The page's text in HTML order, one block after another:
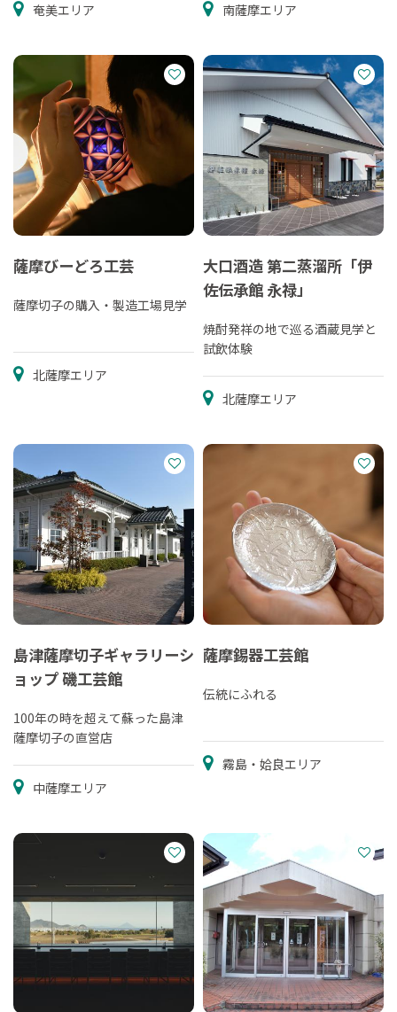
奄美エリア 南薩摩エリア
薩摩びーどろ工芸
薩摩切子の購入・製造工場見学
北薩摩エリア
大口酒造 第二蒸溜所「伊
佐伝承館 永禄」
焼酎発祥の地で巡る酒蔵見学と
試飲体験
北薩摩エリア
島津薩摩切子ギャラリーシ
ョップ 磯工芸館
100年の時を超えて蘇った島津
薩摩切子の直営店
中薩摩エリア
薩摩錫器工芸館
伝統にふれる
霧島・姶良エリア